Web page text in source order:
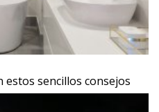
estos sencillos consejos